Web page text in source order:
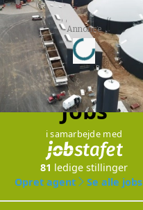
Annonce
Loading...
Jobs
i samarbejde med
81 ledige stillinger
Opret agent
Se alle jobs